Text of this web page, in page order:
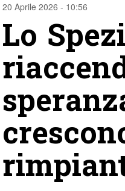
20 Aprile 2026 - 10:56
Lo